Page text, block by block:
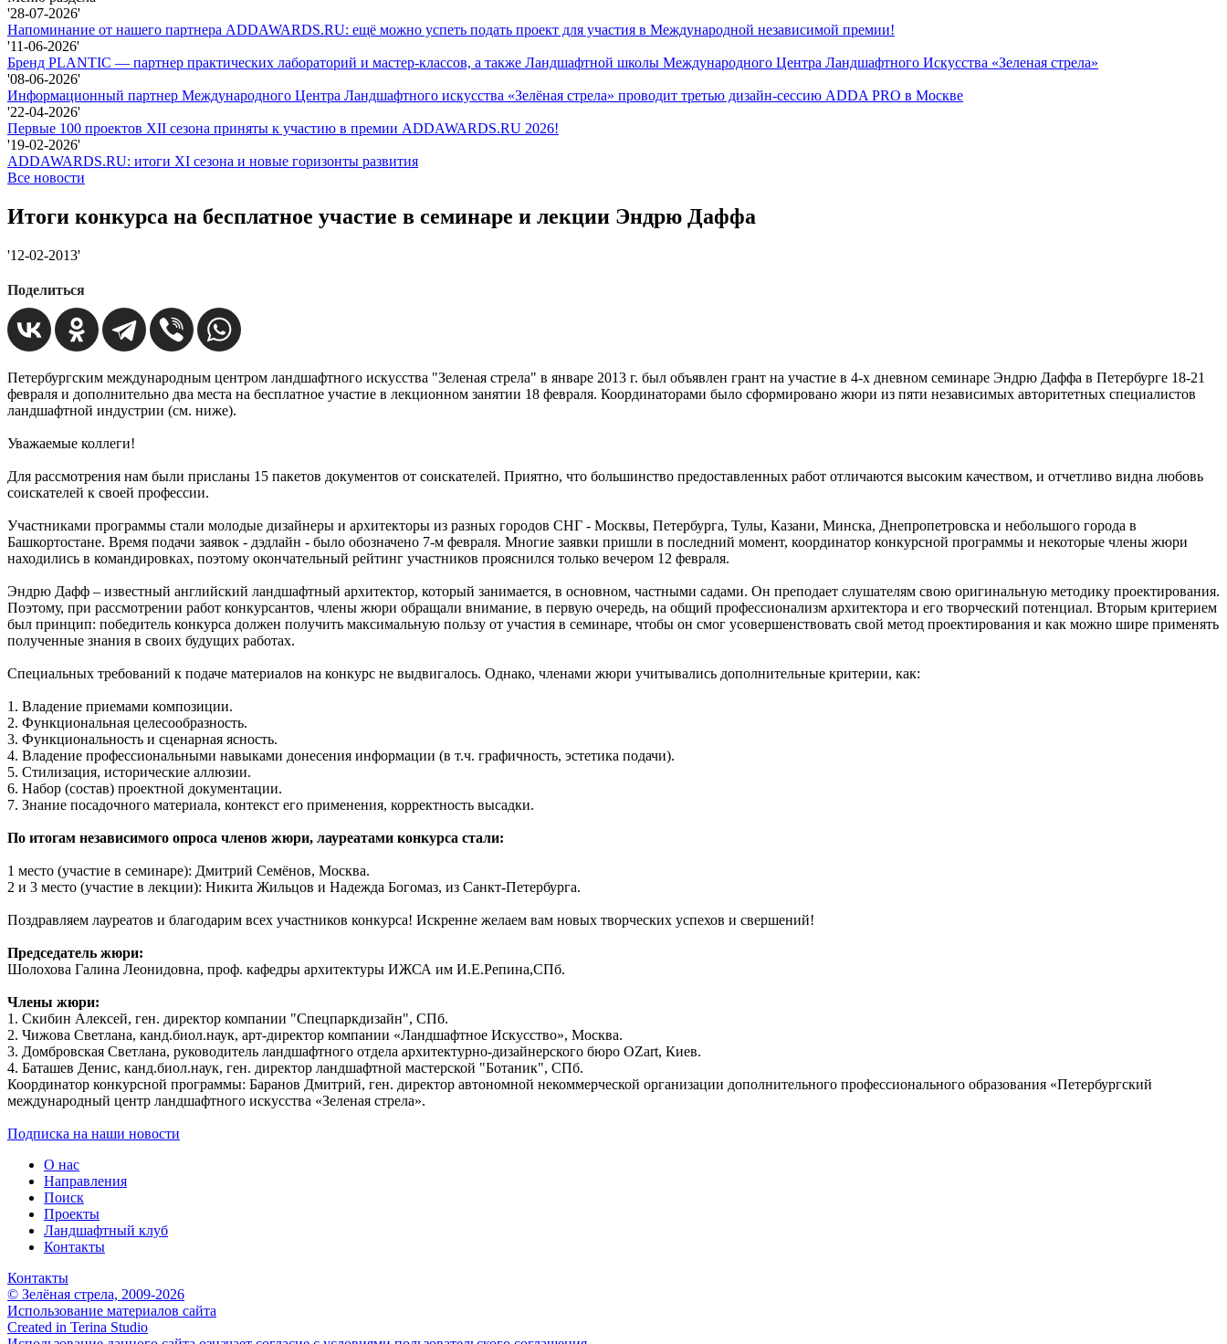
'28-07-2026'
Напоминание от нашего партнера ADDAWARDS.RU: ещё можно успеть подать проект для участия в Международной независимой премии!
'11-06-2026'
Бренд PLANTIC — партнер практических лабораторий и мастер-классов, а также Ландшафтной школы Международного Центра Ландшафтного Искусства «Зеленая стрела»
'08-06-2026'
Информационный партнер Международного Центра Ландшафтного искусства «Зелёная стрела» проводит третью дизайн-сессию ADDA PRO в Москве
'22-04-2026'
Первые 100 проектов XII сезона приняты к участию в премии ADDAWARDS.RU 2026!
'19-02-2026'
ADDAWARDS.RU: итоги XI сезона и новые горизонты развития
Все новости
Итоги конкурса на бесплатное участие в семинаре и лекции Эндрю Даффа
'12-02-2013'
Поделиться
Петербургским международным центром ландшафтного искусства "Зеленая стрела" в январе 2013 г. был объявлен грант на участие в 4-х дневном семинаре Эндрю Даффа в Петербурге 18-21
февраля и дополнительно два места на бесплатное участие в лекционном занятии 18 февраля. Координаторами было сформировано жюри из пяти независимых авторитетных специалистов
ландшафтной индустрии (см. ниже).
Уважаемые коллеги!
Для рассмотрения нам были присланы 15 пакетов документов от соискателей. Приятно, что большинство предоставленных работ отличаются высоким качеством, и отчетливо видна любовь
соискателей к своей профессии.
Участниками программы стали молодые дизайнеры и архитекторы из разных городов СНГ - Москвы, Петербурга, Тулы, Казани, Минска, Днепропетровска и небольшого города в
Башкортостане. Время подачи заявок - дэдлайн - было обозначено 7-м февраля. Многие заявки пришли в последний момент, координатор конкурсной программы и некоторые члены жюри
находились в командировках, поэтому окончательный рейтинг участников прояснился только вечером 12 февраля.
Эндрю Дафф – известный английский ландшафтный архитектор, который занимается, в основном, частными садами. Он преподает слушателям свою оригинальную методику проектирования.
Поэтому, при рассмотрении работ конкурсантов, члены жюри обращали внимание, в первую очередь, на общий профессионализм архитектора и его творческий потенциал. Вторым критерием
был принцип: победитель конкурса должен получить максимальную пользу от участия в семинаре, чтобы он смог усовершенствовать свой метод проектирования и как можно шире применять
полученные знания в своих будущих работах.
Специальных требований к подаче материалов на конкурс не выдвигалось. Однако, членами жюри учитывались дополнительные критерии, как:
1. Владение приемами композиции.
2. Функциональная целесообразность.
3. Функциональность и сценарная ясность.
4. Владение профессиональными навыками донесения информации (в т.ч. графичность, эстетика подачи).
5. Стилизация, исторические аллюзии.
6. Набор (состав) проектной документации.
7. Знание посадочного материала, контекст его применения, корректность высадки.
По итогам независимого опроса членов жюри, лауреатами конкурса стали:
1 место (участие в семинаре): Дмитрий Семёнов, Москва.
2 и 3 место (участие в лекции): Никита Жильцов и Надежда Богомаз, из Санкт-Петербурга.
Поздравляем лауреатов и благодарим всех участников конкурса! Искренне желаем вам новых творческих успехов и свершений!
Председатель жюри:
Шолохова Галина Леонидовна, проф. кафедры архитектуры ИЖСА им И.Е.Репина,СПб.
Члены жюри:
1. Скибин Алексей, ген. директор компании "Спецпаркдизайн", СПб.
2. Чижова Светлана, канд.биол.наук, арт-директор компании «Ландшафтное Искусство», Москва.
3. Домбровская Светлана, руководитель ландшафтного отдела архитектурно-дизайнерского бюро OZart, Киев.
4. Баташев Денис, канд.биол.наук, ген. директор ландшафтной мастерской "Ботаник", СПб.
Координатор конкурсной программы: Баранов Дмитрий, ген. директор автономной некоммерческой организации дополнительного профессионального образования «Петербургский
международный центр ландшафтного искусства «Зеленая стрела».
Подписка на наши новости
О нас
Направления
Поиск
Проекты
Ландшафтный клуб
Контакты
Контакты
© Зелёная стрела, 2009-2026
Использование материалов сайта
Created in Terina Studio